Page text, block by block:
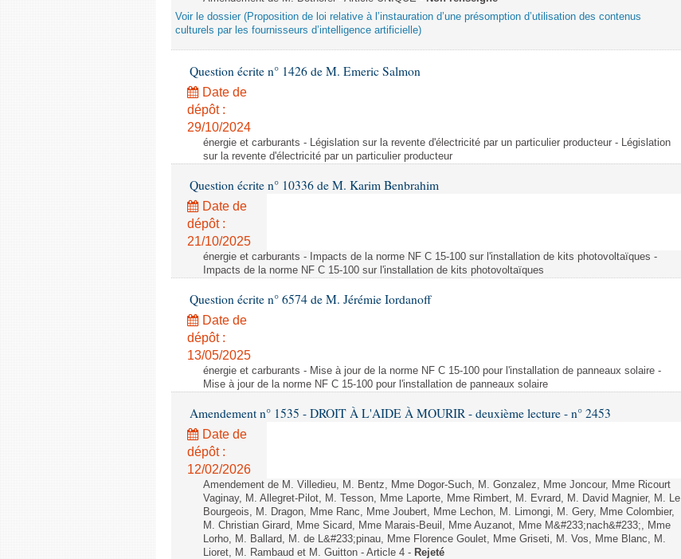
Voir le dossier (Proposition de loi relative à l’instauration d’une présomption d’utilisation des contenus
culturels par les fournisseurs d’intelligence artificielle)
Question écrite n° 1426 de M. Emeric Salmon
Date de
dépôt :
29/10/2024
énergie et carburants - Législation sur la revente d'électricité par un particulier producteur - Législation
sur la revente d'électricité par un particulier producteur
Question écrite n° 10336 de M. Karim Benbrahim
Date de
dépôt :
21/10/2025
énergie et carburants - Impacts de la norme NF C 15-100 sur l'installation de kits photovoltaïques -
Impacts de la norme NF C 15-100 sur l'installation de kits photovoltaïques
Question écrite n° 6574 de M. Jérémie Iordanoff
Date de
dépôt :
13/05/2025
énergie et carburants - Mise à jour de la norme NF C 15-100 pour l'installation de panneaux solaire -
Mise à jour de la norme NF C 15-100 pour l'installation de panneaux solaire
Amendement n° 1535 - DROIT À L'AIDE À MOURIR - deuxième lecture - n° 2453
Date de
dépôt :
12/02/2026
Amendement de M. Villedieu, M. Bentz, Mme Dogor-Such, M. Gonzalez, Mme Joncour, Mme Ricourt
Vaginay, M. Allegret-Pilot, M. Tesson, Mme Laporte, Mme Rimbert, M. Evrard, M. David Magnier, M. Le
Bourgeois, M. Dragon, Mme Ranc, Mme Joubert, Mme Lechon, M. Limongi, M. Gery, Mme Colombier,
M. Christian Girard, Mme Sicard, Mme Marais-Beuil, Mme Auzanot, Mme M&#233;nach&#233;, Mme
Lorho, M. Ballard, M. de L&#233;pinau, Mme Florence Goulet, Mme Griseti, M. Vos, Mme Blanc, M.
Lioret, M. Rambaud et M. Guitton - Article 4 - Rejeté